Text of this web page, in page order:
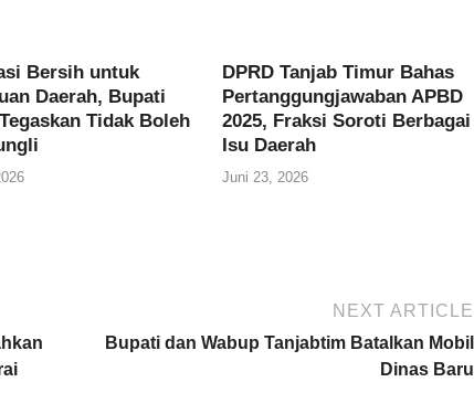
Bersih untuk
Daerah, Bupati
Tidak Boleh
DPRD Tanjab Timur Bahas
Pertanggungjawaban APBD
2025, Fraksi Soroti Berbagai
Isu Daerah
Juni 23, 2026
NEXT ARTICLE
Bupati dan Wabup Tanjabtim Batalkan Mobil
Dinas Baru